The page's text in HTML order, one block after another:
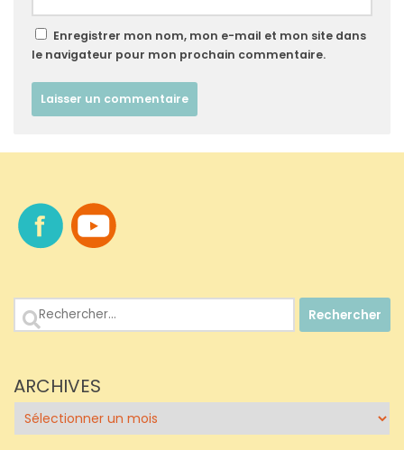
Enregistrer mon nom, mon e-mail et mon site dans
le navigateur pour mon prochain commentaire.
Rechercher :
ARCHIVES
Archives